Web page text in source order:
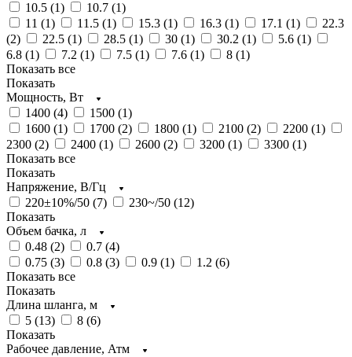
10.5 (1) 10.7 (1)
11 (1) 11.5 (1) 15.3 (1) 16.3 (1) 17.1 (1)
22.3
(2) 22.5 (1) 28.5 (1) 30 (1) 30.2 (1) 5.6 (1)
6.8 (1) 7.2 (1) 7.5 (1) 7.6 (1) 8 (1)
Показать все
Показать
Мощность, Вт
1400 (4) 1500 (1)
1600 (1) 1700 (2) 1800 (1) 2100 (2) 2200 (1)
2300 (2) 2400 (1) 2600 (2) 3200 (1) 3300 (1)
Показать все
Показать
Напряжение, В/Гц
220±10%/50 (7) 230~/50 (12)
Показать
Объем бачка, л
0.48 (2) 0.7 (4)
0.75 (3) 0.8 (3) 0.9 (1) 1.2 (6)
Показать все
Показать
Длина шланга, м
5 (13) 8 (6)
Показать
Рабочее давление, Атм